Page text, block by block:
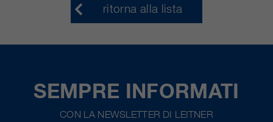
ritorna alla lista
SEMPRE INFORMATI
CON LA NEWSLETTER DI LEITNER